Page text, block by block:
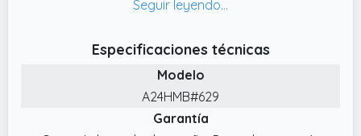
ppm en color, con resolución de copia de
hasta 300 x 300 ppp
✔️ Control total con la app HP Smart:
Imprime, escanea y gestiona la impresora
Especificaciones técnicas
Modelo
A24HMB#629
Garantía